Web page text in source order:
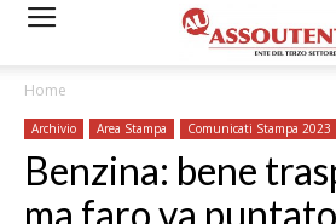
Home
Archivio Area Stampa Comunicati Stampa 2023
Benzina: bene
ma faro va